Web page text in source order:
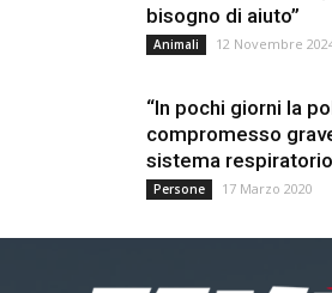
bisogno di aiuto”
Animali 12 Novembre
“In pochi giorni la
compromesso
sistema
Persone 17 Marzo 2020